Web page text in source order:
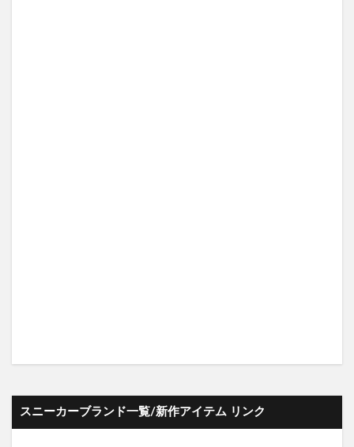
スニーカーブランド一覧/新作アイテム リンク